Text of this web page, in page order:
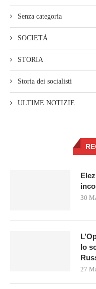
Senza categoria
SOCIETÀ
STORIA
Storia dei socialisti
ULTIME NOTIZIE
30
lo
27